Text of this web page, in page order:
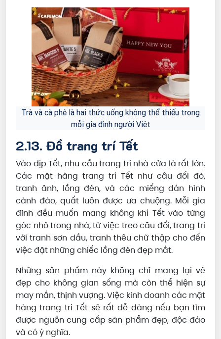
Trà và cà phê là hai thức uống không thể thiếu trong
mỗi gia đình người Việt
2.13. Đồ trang trí Tết
Vào dịp Tết, nhu cầu trang trí nhà cửa là rất lớn.
Các mặt hàng trang trí Tết như câu đối đỏ,
tranh ảnh, lồng đèn, và các miếng dán hình
cành đào, quất luôn được ưa chuộng. Mỗi gia
đình đều muốn mang không khí Tết vào từng
góc nhỏ trong nhà, từ việc treo câu đối, trang trí
với tranh sơn dầu, tranh thêu chữ thập cho đến
việc đặt những chiếc lồng đèn đẹp mắt.
Những sản phẩm này không chỉ mang lại vẻ
đẹp cho không gian sống mà còn thể hiện sự
may mắn, thịnh vượng. Việc kinh doanh các mặt
hàng trang trí Tết sẽ rất dễ dàng nếu bạn tìm
được nguồn cung cấp sản phẩm đẹp, độc đáo
và có ý nghĩa.